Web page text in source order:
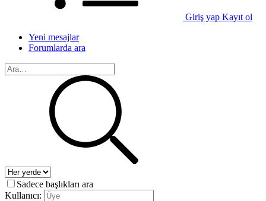
Giriş yap Kayıt ol
Yeni mesajlar
Forumlarda ara
Sadece başlıkları ara
Kullanıcı: